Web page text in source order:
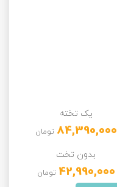
یک تخته
84,390,000 تومان
بدون تخت
42,990,000 تومان